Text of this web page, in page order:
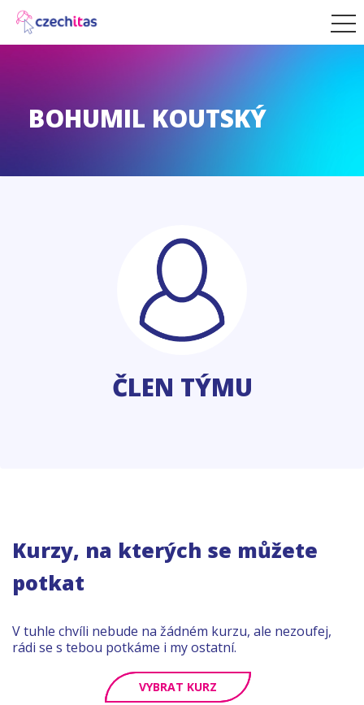
BOHUMIL KOUTSKÝ
ČLEN TÝMU
Kurzy, na kterých se můžete
potkat
V tuhle chvíli nebude na žádném kurzu, ale nezoufej,
rádi se s tebou potkáme i my ostatní.
VYBRAT KURZ